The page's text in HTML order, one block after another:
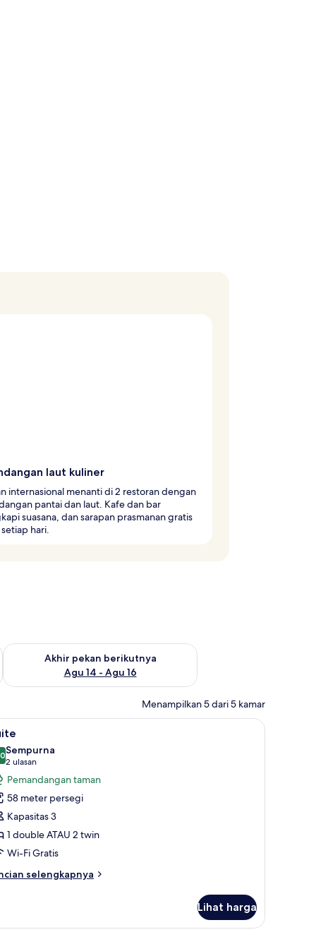
laut kuliner
internasional menanti di 2 restoran dengan
pantai dan laut. Kafe dan bar
suasana, dan sarapan prasmanan gratis
hari.
Agu 7 - Agu 9
Akhir pekan berikutnya
Agu 14 - Agu 16
Periksa ketersediaan untuk akhir pekan berikutnya Agu 14 -
Menampilkan 5 dari 5 kamar
kedap cahaya Suite | 1 kamar tidur, brankas, meja kerja,
17
dari 10
Sempurna
2 ulasan
(2
ulasan)
Pemandangan taman
58 meter persegi
Kapasitas 3
1 double ATAU 2 twin
Wi-Fi Gratis
selengkapnya
Lihat harga